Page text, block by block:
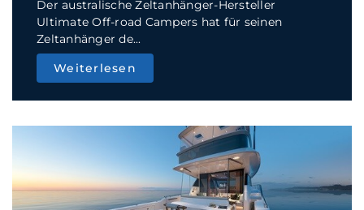
Der australische Zeltanhänger-Hersteller
Ultimate Off-road Campers hat für seinen
Zeltanhänger de...
Weiterlesen